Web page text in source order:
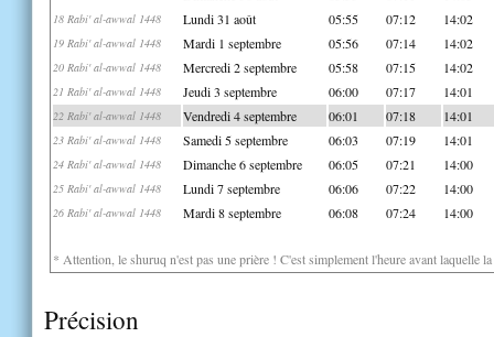
18 Rabi' al-awwal 1448 Lundi 31 août 05:55 07:12 14:02
19 Rabi' al-awwal 1448 Mardi 1 septembre 05:56 07:14 14:02
20 Rabi' al-awwal 1448 Mercredi 2 septembre 05:58 07:15 14:02
21 Rabi' al-awwal 1448 Jeudi 3 septembre 06:00 07:17 14:01
22 Rabi' al-awwal 1448 Vendredi 4 septembre 06:01 07:18 14:01
23 Rabi' al-awwal 1448 Samedi 5 septembre 06:03 07:19 14:01
24 Rabi' al-awwal 1448 Dimanche 6 septembre 06:05 07:21 14:00
25 Rabi' al-awwal 1448 Lundi 7 septembre 06:06 07:22 14:00
26 Rabi' al-awwal 1448 Mardi 8 septembre 06:08 07:24 14:00
* Attention, le shuruq n'est pas une prière ! C'est simplement l'heure avant laquelle
Précision